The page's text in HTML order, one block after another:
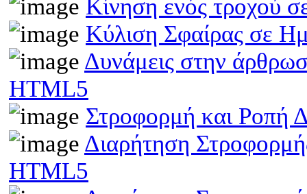
Κίνηση ενός τροχού
Κύλιση Σφαίρας σε
Δυνάμεις στην
HTML5
Στροφορμή και Ροπή
Διαρήτηση
HTML5